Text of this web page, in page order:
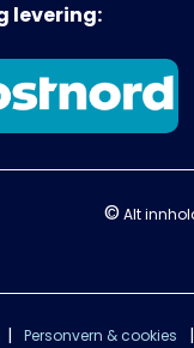
levering:
©Alt
| Personvern & cookies |